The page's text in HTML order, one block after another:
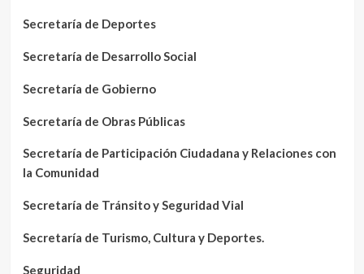
Secretaría de Deportes
Secretaría de Desarrollo Social
Secretaría de Gobierno
Secretaría de Obras Públicas
Secretaría de Participación Ciudadana y Relaciones con
la Comunidad
Secretaría de Tránsito y Seguridad Vial
Secretaría de Turismo, Cultura y Deportes.
Seguridad